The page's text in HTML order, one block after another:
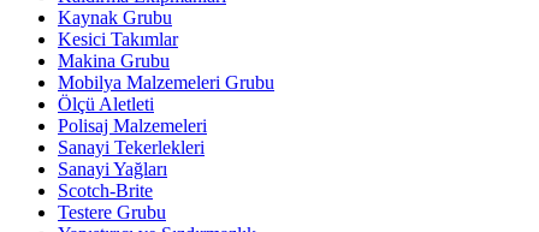
Kaynak Grubu
Kesici Takımlar
Makina Grubu
Mobilya Malzemeleri Grubu
Ölçü Aletleti
Polisaj Malzemeleri
Sanayi Tekerlekleri
Sanayi Yağları
Scotch-Brite
Testere Grubu